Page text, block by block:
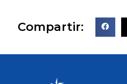
Compartir: